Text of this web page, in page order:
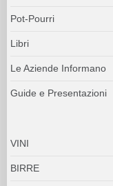
Pot-Pourri
Libri
Le Aziende Informano
Guide e Presentazioni
VINI
BIRRE